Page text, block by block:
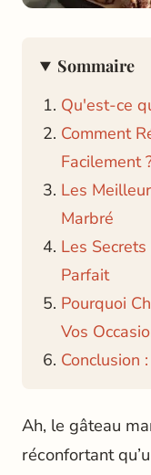
Sommaire
Qu'est-ce
Comment
Facilement
Les
Marbré
Les
Parfait
Pourquoi
Vos
Conclusion
Ah, le gâteau
réconfortant